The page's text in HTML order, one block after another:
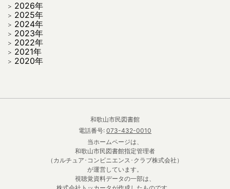
2026年
2025年
2024年
2023年
2022年
2021年
2020年
和歌山市民図書館
電話番号: 073-432-0010
当ホームページは、
和歌山市民図書館指定管理者
（カルチュア･コンビニエンス･クラブ株式会社）
が運営しています。
視聴覚資料データの一部は、